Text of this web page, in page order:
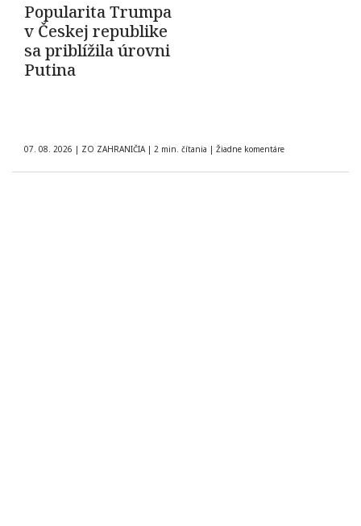
Popularita Trumpa
v Českej republike
sa priblížila úrovni
Putina
07. 08. 2026 | ZO ZAHRANIČIA | 2 min. čítania | Žiadne komentáre